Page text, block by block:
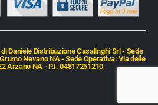
Daniele Distribuzione Casalinghi Srl - Sede
Nevano NA - Sede Operativa: Via delle
Arzano NA - P.I. 04817251210